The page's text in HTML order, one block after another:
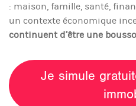
: maison, famille, santé,
un contexte économique
continuent d’être une
Je simule